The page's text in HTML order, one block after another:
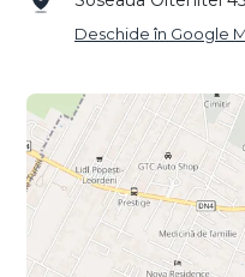
Deschide în Google